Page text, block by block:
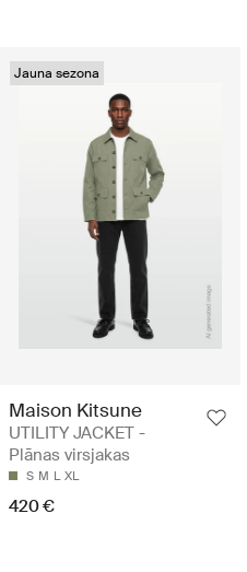
Jauna sezona
Maison Kitsune
UTILITY JACKET -
Plānas virsjakas
S M L XL
420 €